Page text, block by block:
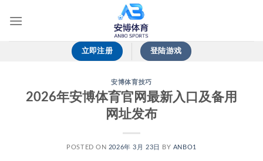
立即注册 登陆游戏
安博体育技巧
2026年安博体育官网最新入口及备用
网址发布
POSTED ON 2026年 3月 23日 BY ANBO1